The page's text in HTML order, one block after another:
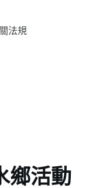
法規
鄉活動